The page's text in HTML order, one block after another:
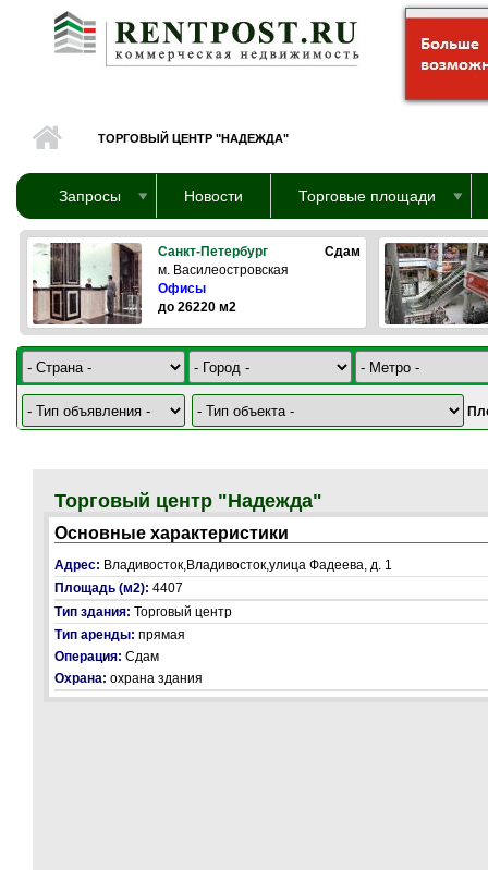
Перейти к основному содержанию
ТОРГОВЫЙ ЦЕНТР "НАДЕЖДА"
Запросы Новости Торговые площади
Санкт-Петербург
Сдам
м. Василеостровская
Офисы
до 26220 м2
Торговый центр "Надежда"
Основные характеристики
Адрес: Владивосток,Владивосток,улица Фадеева, д. 1
Площадь (м2): 4407
Тип здания: Торговый центр
Тип аренды: прямая
Операция: Сдам
Охрана: охрана здания